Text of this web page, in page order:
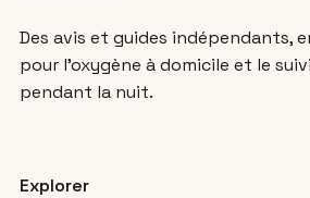
Des avis et guides indépendants,
pour l’oxygène à domicile et le
pendant la nuit.
Explorer